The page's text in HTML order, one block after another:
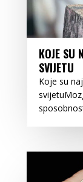
KOJE SU
SVIJETU
Koje su